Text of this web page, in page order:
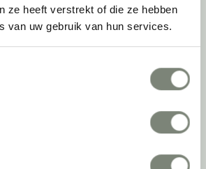
ze heeft verstrekt of die ze hebben
van uw gebruik van hun services.
zetten we ons dagelijks met veel
in om juist dat voor onze klanten te
ons duurzame en circulaire karakter
Naar hoe we werkomgevingen een
de duurzaamste optie.